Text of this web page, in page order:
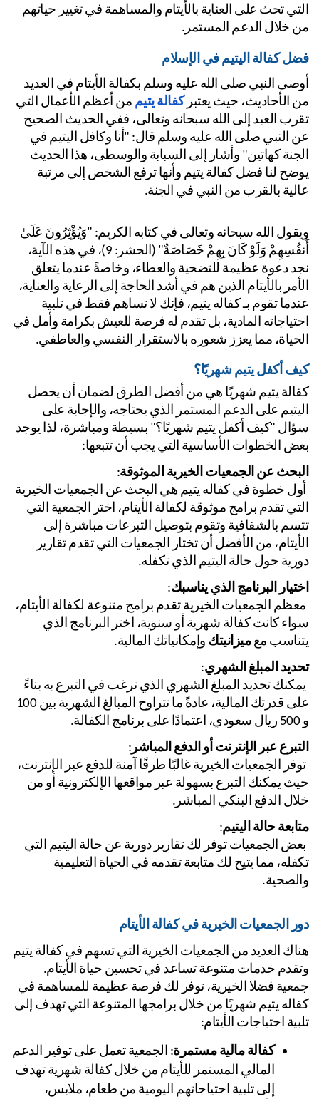
التي تحث على العناية بالأيتام والمساهمة في تغيير حياتهم
خلال الدعم المستمر.
كفالة اليتيم في الإسلام
أوصى النبي صلى الله عليه وسلم بكفالة الأيتام في العديد
الأحاديث، حيث يعتبر كفالة يتيم
من أعظم الأعمال التي
تقرب العبد إلى الله سبحانه وتعالى، ففي الحديث الصحيح
الجنة كهاتين" وأشار إلى السبابة والوسطى، هذا الحديث
يوضح لنا فضل كفالة يتيم وأنها ترفع الشخص إلى مرتبة
بالقرب من النبي في الجنة.
ويقول الله سبحانه وتعالى في كتابه الكريم: "وَيُؤْثِرُونَ عَلَىٰ
أَنفُسِهِمْ وَلَوْ كَانَ بِهِمْ خَصَاصَةٌ" (الحشر: 9)، في هذه الآية،
نجد دعوة عظيمة للتضحية والعطاء، وخاصةً عندما يتعلق
الأمر بالأيتام الذين هم في أشد الحاجة إلى الرعاية والعناية،
عندما تقوم بـ كفاله يتيم، فإنك لا تساهم فقط في تلبية
مما يعزز شعوره بالاستقرار النفسي والعاطفي.
أكفل يتيم شهريًا؟
كفالة يتيم شهريًا هي من أفضل الطرق لضمان أن يحصل
اليتيم على الدعم المستمر الذي يحتاجه، والإجابة على
سؤال "كيف أكفل يتيم شهريًا؟" بسيطة ومباشرة، لذا يوجد
الخطوات الأساسية التي يجب أن تتبعها:
عن الجمعيات الخيرية الموثوقة:
أول خطوة في كفاله يتيم هي البحث عن الجمعيات الخيرية
التي تقدم برامج موثوقة لكفالة الأيتام، اختر الجمعية التي
الأيتام، من الأفضل أن تختار الجمعيات التي تقدم تقارير
حول حالة اليتيم الذي تكفله.
البرنامج الذي يناسبك:
معظم الجمعيات الخيرية تقدم برامج متنوعة لكفالة الأيتام،
سواء كانت كفالة شهرية أو سنوية، اختر البرنامج الذي
مع ميزانيتك وإمكانياتك المالية.
المبلغ الشهري:
يمكنك تحديد المبلغ الشهري الذي ترغب في التبرع به بناءً
على قدرتك المالية، عادةً ما تتراوح المبالغ الشهرية بين 100
عبر الإنترنت أو الدفع المباشر:
توفر الجمعيات الخيرية غالبًا طرقًا آمنة للدفع عبر الإنترنت،
الدفع البنكي المباشر.
حالة اليتيم:
بعض الجمعيات توفر لك تقارير دورية عن حالة اليتيم التي
تكفله، مما يتيح لك متابعة تقدمه في الحياة التعليمية
الجمعيات الخيرية في كفالة الأيتام
هناك العديد من الجمعيات الخيرية التي تسهم في كفالة يتيم
وتقدم خدمات متنوعة تساعد في تحسين حياة الأيتام.
احتياجات الأيتام:
كفالة مالية مستمرة
: الجمعية تعمل على توفير الدعم
المالي المستمر للأيتام من خلال كفالة شهرية تهدف
إلى تلبية احتياجاتهم اليومية من طعام، ملابس،